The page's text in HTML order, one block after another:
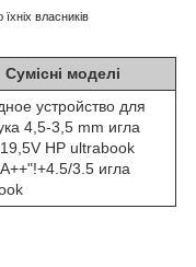
власників
Сумісні моделі
устройство для
4,5-3,5 mm игла
HP ultrabook
3.5 игла